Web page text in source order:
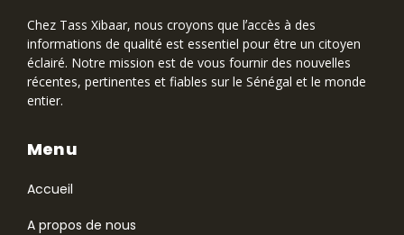
Chez Tass Xibaar, nous croyons que lʼaccès à des
informations de qualité est essentiel pour être un citoyen
éclairé. Notre mission est de vous fournir des nouvelles
récentes, pertinentes et fiables sur le Sénégal et le monde
entier.
Accueil
A propos de nous
Menu